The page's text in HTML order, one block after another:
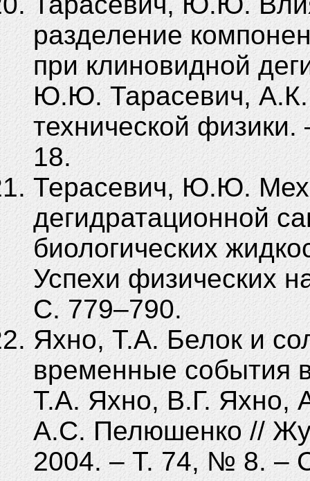
разделение
при клиновидной
Ю.Ю. Тарасевич,
технической
18.
Терасевич, Ю.Ю.
дегидратационной
биологических
Успехи физических
С. 779–790.
Яхно, Т.А. Белок и
временные события
Т.А. Яхно, В.Г. Яхно,
А.С. Пелюшенко //
2004. – Т. 74, № 8. –